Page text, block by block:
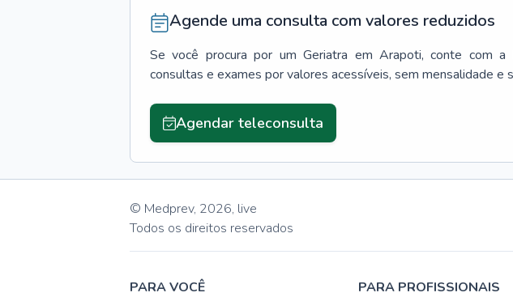
Agende uma consulta com valores reduzidos
Se você procura por um Geriatra em Arapoti, conte com a
consultas e exames por valores acessíveis, sem mensalidade e
Agendar teleconsulta
© Medprev, 2026, live
Todos os direitos reservados
PARA VOCÊ
PARA PROFISSIONAIS